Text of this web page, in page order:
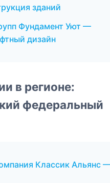
зданий
Фундамент Уют —
дизайн
в регионе:
федеральный
Классик Альянс